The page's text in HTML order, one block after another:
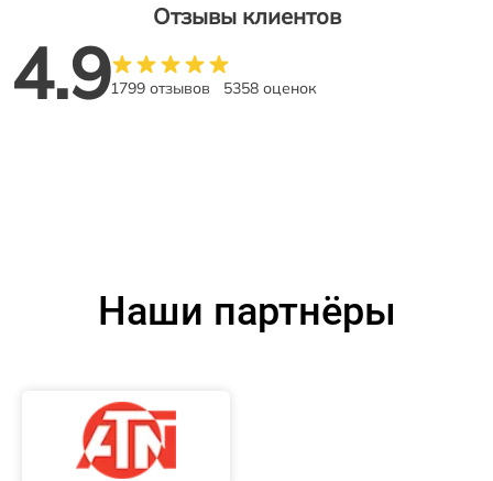
Отзывы клиентов
4.91799 отзывов 5358 оценок
Наши партнёры